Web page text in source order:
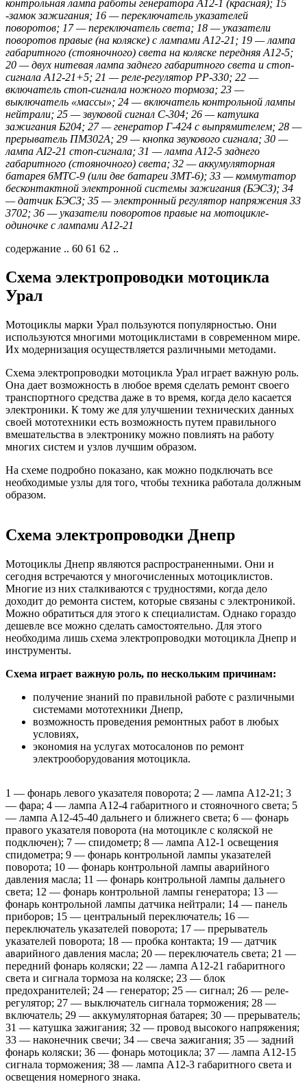
контрольная лампа работы генератора А12-1 (красная); 15
-замок зажигания; 16 — переключатель указателей
поворотов; 17 — переключатель света; 18 — указатели
поворотов правые (на коляске) с лампами А12-21; 19 — лампа
габаритного (стояночного) света на коляске передняя А12-5;
20 — двух нитевая лампа заднего габаритного света и стоп-
сигнала А12-21+5; 21 — реле-регулятор РР-330; 22 —
включатель стоп-сигнала ножного тормоза; 23 —
выключатель «массы»; 24 — включатель контрольной лампы
нейтрали; 25 — звуковой сигнал С-304; 26 — катушка
зажигания Б204; 27 — генератор Г-424 с выпрямителем; 28 —
прерыватель ПМ302А; 29 — кнопка звукового сигнала; 30 —
лампа AI2-21 стоп-сигнала; 31 — лампа A12-5 заднего
габаритного (стояночного) света; 32 — аккумуляторная
батарея 6МТС-9 (или две батареи ЗМТ-6); 33 — коммутатор
бесконтактной электронной системы зажигания (БЭСЗ); 34
— датчик БЭСЗ; 35 — электронный регулятор напряжения 33
3702; 36 — указатели поворотов правые на мотоцикле-
одиночке с лампами А12-21
содержание .. 60 61 62 ..
Схема электропроводки мотоцикла
Урал
Мотоциклы марки Урал пользуются популярностью. Они
используются многими мотоциклистами в современном мире.
Их модернизация осуществляется различными методами.
Схема электропроводки мотоцикла Урал играет важную роль.
Она дает возможность в любое время сделать ремонт своего
транспортного средства даже в то время, когда дело касается
электроники. К тому же для улучшении технических данных
своей мототехники есть возможность путем правильного
вмешательства в электронику можно повлиять на работу
многих систем и узлов лучшим образом.
На схеме подробно показано, как можно подключать все
необходимые узлы для того, чтобы техника работала должным
образом.
Схема электропроводки Днепр
Мотоциклы Днепр являются распространенными. Они и
сегодня встречаются у многочисленных мотоциклистов.
Многие из них сталкиваются с трудностями, когда дело
доходит до ремонта систем, которые связаны с электроникой.
Можно обратиться для этого к специалистам. Однако гораздо
дешевле все можно сделать самостоятельно. Для этого
необходима лишь схема электропроводки мотоцикла Днепр и
инструменты.
Схема играет важную роль, по нескольким причинам:
получение знаний по правильной работе с различными
системами мототехники Днепр,
возможность проведения ремонтных работ в любых
условиях,
экономия на услугах мотосалонов по ремонт
электрооборудования мотоцикла.
1 — фонарь левого указателя поворота; 2 — лампа А12-21; 3
— фара; 4 — лампа А12-4 габаритного и стояночного света; 5
— лампа А12-45-40 дальнего и ближнего света; 6 — фонарь
правого указателя поворота (на мотоцикле с коляской не
подключен); 7 — спидометр; 8 — лампа А12-1 освещения
спидометра; 9 — фонарь контрольной лампы указателей
поворота; 10 — фонарь контрольной лампы аварийного
давления масла; 11 — фонарь контрольной лампы дальнего
света; 12 — фонарь контрольной лампы генератора; 13 —
фонарь контрольной лампы датчика нейтрали; 14 — панель
приборов; 15 — центральный переключатель; 16 —
переключатель указателей поворота; 17 — прерыватель
указателей поворота; 18 — пробка контакта; 19 — датчик
аварийного давления масла; 20 — переключатель света; 21 —
передний фонарь коляски; 22 — лампа А12-21 габаритного
света и сигнала тормоза на коляске; 23 — блок
предохранителей; 24 — генератор; 25 — сигнал; 26 — реле-
регулятор; 27 — выключатель сигнала торможения; 28 —
включатель; 29 — аккумуляторная батарея; 30 — прерыватель;
31 — катушка зажигания; 32 — провод высокого напряжения;
33 — наконечник свечи; 34 — свеча зажигания; 35 — задний
фонарь коляски; 36 — фонарь мотоцикла; 37 — лампа А12-15
сигнала торможения; 38 — лампа А12-3 габаритного света и
освещения номерного знака.